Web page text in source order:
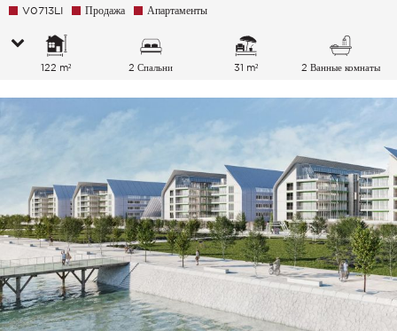
V0713LI Продажа Апартаменты
122 m² 2 Спальни 31 m² 2 Ванные комнаты